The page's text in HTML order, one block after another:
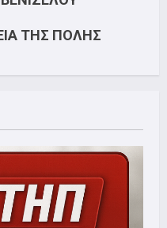
ΤΗΣ ΠΟΛΗΣ